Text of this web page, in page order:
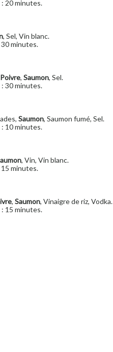
20 minutes.
, Sel, Vin blanc.
minutes.
Poivre, Saumon, Sel.
30 minutes.
Saumon, Saumon fumé, Sel.
10 minutes.
, Vin, Vin blanc.
minutes.
, Saumon, Vinaigre de riz, Vodka.
15 minutes.